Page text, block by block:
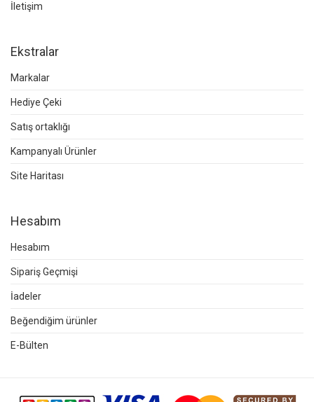
İletişim
Ekstralar
Markalar
Hediye Çeki
Satış ortaklığı
Kampanyalı Ürünler
Site Haritası
Hesabım
Hesabım
Sipariş Geçmişi
İadeler
Beğendiğim ürünler
E-Bülten